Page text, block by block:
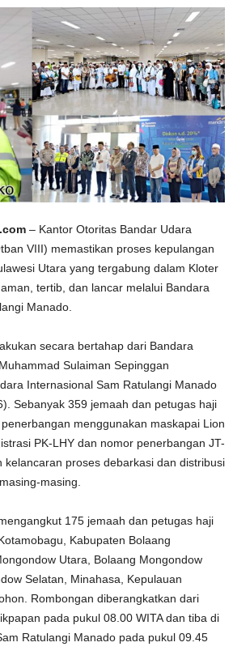
– Kantor Otoritas Bandar Udara
VIII) memastikan proses kepulangan
Utara yang tergabung dalam Kloter
tertib, dan lancar melalui Bandara
Manado.
secara bertahap dari Bandara
Sulaiman Sepinggan
Internasional Sam Ratulangi Manado
Sebanyak 359 jemaah dan petugas haji
menggunakan maskapai Lion
PK-LHY dan nomor penerbangan JT-
kelancaran proses debarkasi dan distribusi
masing.
175 jemaah dan petugas haji
Kabupaten Bolaang
Utara, Bolaang Mongondow
Selatan, Minahasa, Kepulauan
Rombongan diberangkatkan dari
pada pukul 08.00 WITA dan tiba di
Ratulangi Manado pada pukul 09.45